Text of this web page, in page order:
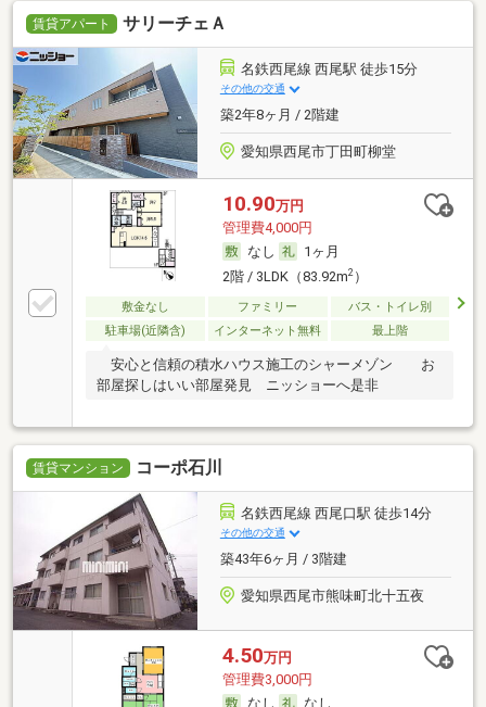
賃貸アパート サリーチェＡ
名鉄西尾線 西尾駅 徒歩15分
その他の交通
築2年8ヶ月 / 2階建
愛知県西尾市丁田町柳堂
10.90万円
管理費4,000円
なし
1ヶ月
2階 / 3LDK（83.92m2）
敷金なし ファミリー
バス・トイレ別
駐車場(近隣含)
インターネット無料 最上階
安心と信頼の積水ハウス施工のシャーメゾン お
部屋探しはいい部屋発見 ニッショーへ是非
賃貸マンション コーポ石川
名鉄西尾線 西尾口駅 徒歩14分
その他の交通
築43年6ヶ月 / 3階建
愛知県西尾市熊味町北十五夜
4.50万円
管理費3,000円
なし
なし